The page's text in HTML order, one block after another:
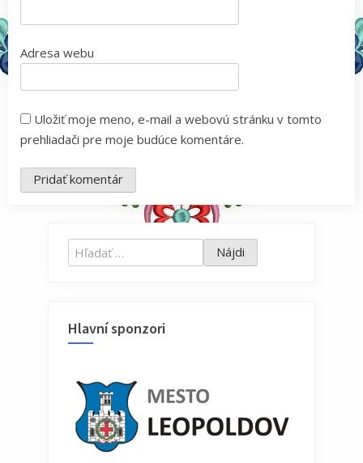
Adresa webu
Uložiť moje meno, e-mail a webovú stránku v tomto
prehliadači pre moje budúce komentáre.
Hľadať:
Hlavní sponzori